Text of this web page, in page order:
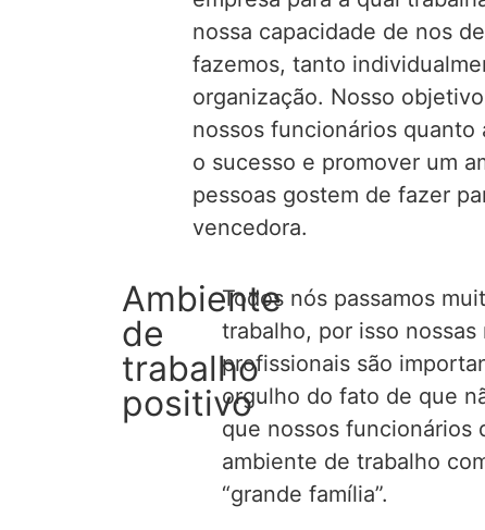
nossa capacidade de nos
fazemos, tanto
organização. Nosso
nossos funcionários quanto
o sucesso e promover um
pessoas gostem de fazer
vencedora.
Ambiente
de
trabalho
positivo
Todos nós passamos
trabalho, por isso nossas
profissionais são
orgulho do fato de que
que nossos funcionários
ambiente de trabalho
“grande família”.